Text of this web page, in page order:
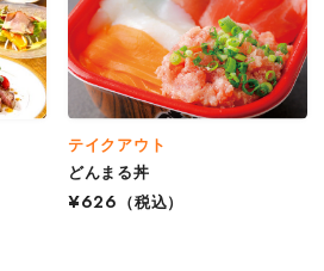
テイクアウト
どんまる丼
¥626
（税込）